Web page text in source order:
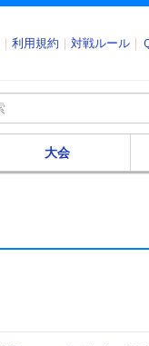
利用規約 対戦ルール
大会